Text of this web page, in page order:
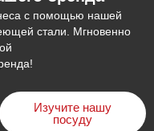
с помощью нашей
стали. Мгновенно
Изучите нашу
посуду